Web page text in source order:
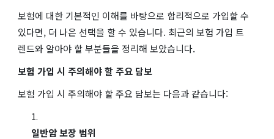
보험에 대한 기본적인 이해를 바탕으로 합리적으로 가입할 수
있다면, 더 나은 선택을 할 수 있습니다. 최근의 보험 가입 트
렌드와 알아야 할 부분들을 정리해 보았습니다.
보험 가입 시 주의해야 할 주요 담보
보험 가입 시 주의해야 할 주요 담보는 다음과 같습니다:
일반암 보장 범위